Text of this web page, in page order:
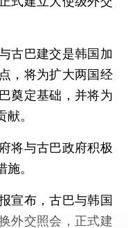
巴建交是韩国加
，将为扩大两国经
奠定基础，并将为
。
与古巴政府积极
。
布，古巴与韩国
外交照会，正式建